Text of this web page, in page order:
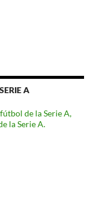
A
de la Serie A,
la Serie A.